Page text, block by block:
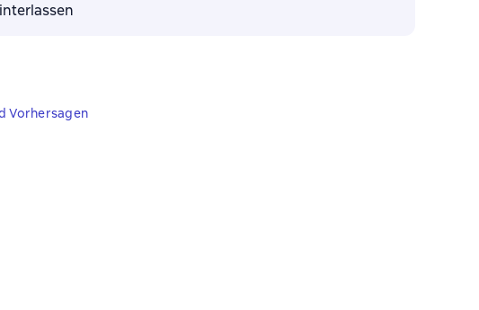
Vorhersagen